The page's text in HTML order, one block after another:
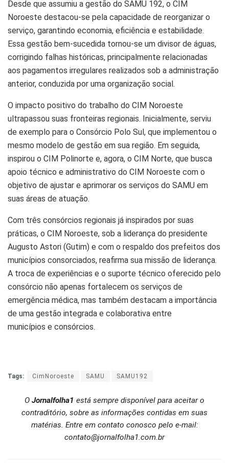
Desde que assumiu a gestão do SAMU 192, o CIM
Noroeste destacou-se pela capacidade de reorganizar o
serviço, garantindo economia, eficiência e estabilidade.
Essa gestão bem-sucedida tornou-se um divisor de águas,
corrigindo falhas históricas, principalmente relacionadas
aos pagamentos irregulares realizados sob a administração
anterior, conduzida por uma organização social.
O impacto positivo do trabalho do CIM Noroeste
ultrapassou suas fronteiras regionais. Inicialmente, serviu
de exemplo para o Consórcio Polo Sul, que implementou o
mesmo modelo de gestão em sua região. Em seguida,
inspirou o CIM Polinorte e, agora, o CIM Norte, que busca
apoio técnico e administrativo do CIM Noroeste com o
objetivo de ajustar e aprimorar os serviços do SAMU em
suas áreas de atuação.
Com três consórcios regionais já inspirados por suas
práticas, o CIM Noroeste, sob a liderança do presidente
Augusto Astori (Gutim) e com o respaldo dos prefeitos dos
municípios consorciados, reafirma sua missão de liderança.
A troca de experiências e o suporte técnico oferecido pelo
consórcio não apenas fortalecem os serviços de
emergência médica, mas também destacam a importância
de uma gestão integrada e colaborativa entre
municípios e consórcios.
Tags: CimNoroeste SAMU SAMU192
O Jornalfolha1 está sempre disponível para aceitar o
contraditório, sobre as informações contidas em suas
matérias. Entre em contato conosco pelo e-mail:
contato@jornalfolha1.com.br